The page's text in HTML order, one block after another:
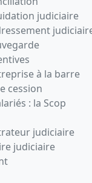
judiciaire
à la barre
cession
: la Scop
judiciaire
judiciaire